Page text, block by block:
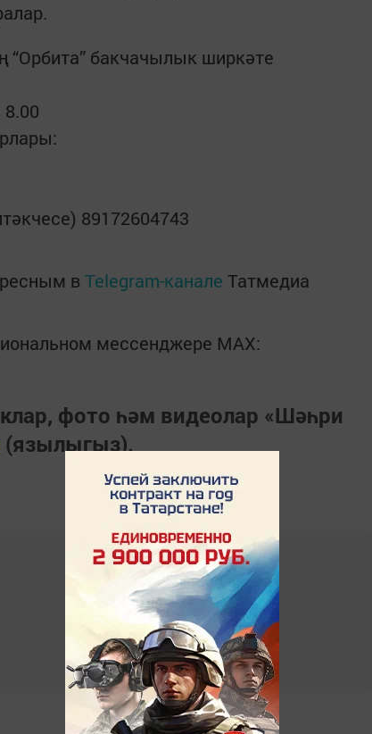
бакчачылык ширкәте
89172604743
в Telegram-канале Татмедиа
мессенджере MАХ:
фото һәм видеолар «Шәһри
(язылыгыз).